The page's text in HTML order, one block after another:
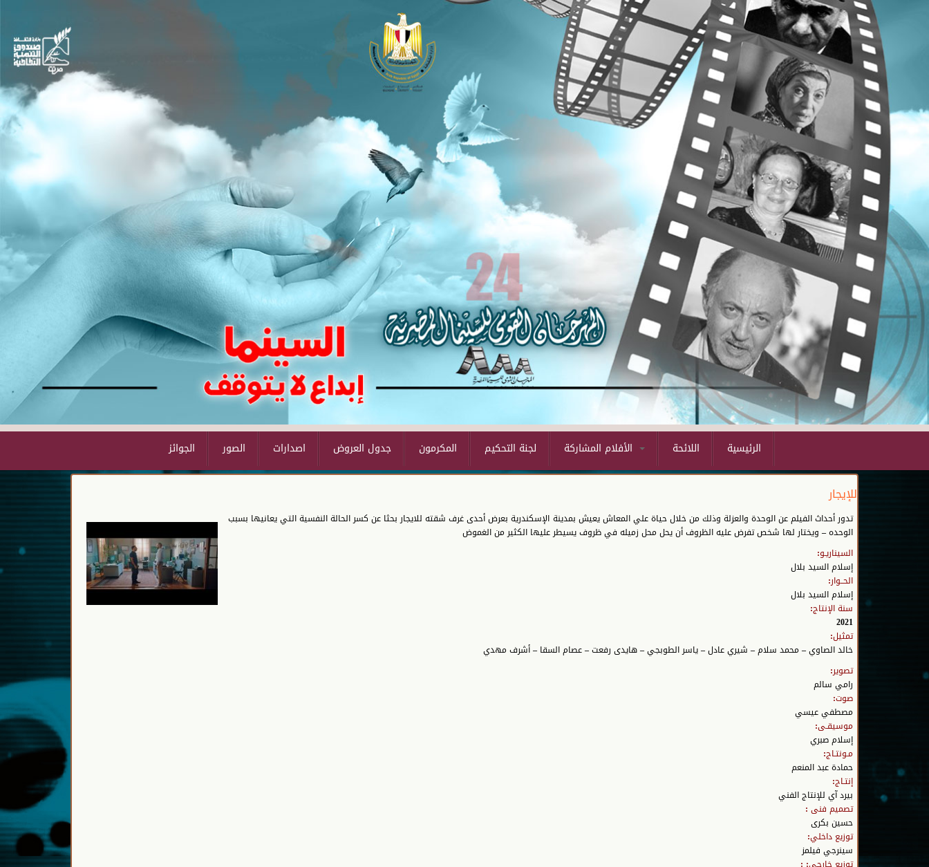
الجوائز الصور اصدارات جدول العروض المكرمون لجنة التحكيم اللائحة الرئيسية
للإيجار
تدور أحداث الفيلم عن الوحدة والعزلة وذلك من خلال حياة علي المعاش يعيش بمدينة الإسكندرية بعرض أحدى غرف شقته للايجار بحثا عن كسر الحالة النفسية التي يعانيها بسبب
الوحده – ويختار لها شخص تفرض عليه الظروف أن يحل محل زميله في ظروف يسيطر عليها الكثير من الغموض
السيناريـو:
إسلام السيد بلال
الحــوار:
إسلام السيد بلال
سنة الإنتاج:
2021
تمثيل:
خالد الصاوي – محمد سلام – شيري عادل – ياسر الطوبجي – هايدى رفعت – عصام السقا – أشرف مهدي
تصوير:
رامي سالم
صوت:
مصطفي عيسي
موسيقـى:
إسلام صبري
مـونتـاج:
حمادة عبد المنعم
إنتـاج:
بيرد آي للإنتاج الفني
تصميم فنى :
حسين بكرى
توزيع داخلي:
سينرجي فيلمز